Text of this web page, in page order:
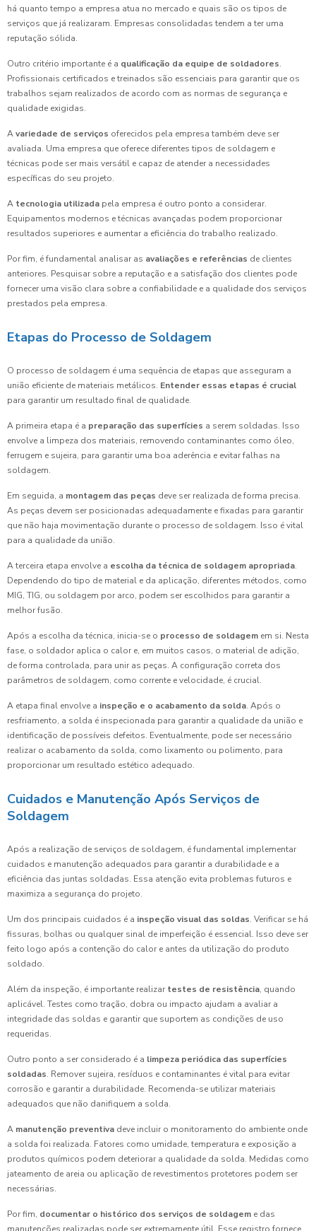
há quanto tempo a empresa atua no mercado e quais são os tipos de
serviços que já realizaram. Empresas consolidadas tendem a ter uma
reputação sólida.
Outro critério importante é a qualificação da equipe de soldadores.
Profissionais certificados e treinados são essenciais para garantir que os
trabalhos sejam realizados de acordo com as normas de segurança e
qualidade exigidas.
Avariedade de serviços oferecidos pela empresa também deve ser
avaliada. Uma empresa que oferece diferentes tipos de soldagem e
técnicas pode ser mais versátil e capaz de atender a necessidades
específicas do seu projeto.
A tecnologia utilizada pela empresa é outro ponto a considerar.
Equipamentos modernos e técnicas avançadas podem proporcionar
resultados superiores e aumentar a eficiência do trabalho realizado.
Por fim, é fundamental analisar as avaliações e referências de clientes
anteriores. Pesquisar sobre a reputação e a satisfação dos clientes pode
fornecer uma visão clara sobre a confiabilidade e a qualidade dos serviços
prestados pela empresa.
Etapas do Processo de Soldagem
O processo de soldagem é uma sequência de etapas que asseguram a
união eficiente de materiais metálicos. Entender essas etapas é crucial
para garantir um resultado final de qualidade.
A primeira etapa é a preparação das superfícies a serem soldadas. Isso
envolve a limpeza dos materiais, removendo contaminantes como óleo,
ferrugem e sujeira, para garantir uma boa aderência e evitar falhas na
soldagem.
Em seguida, a montagem das peças deve ser realizada de forma precisa.
As peças devem ser posicionadas adequadamente e fixadas para garantir
que não haja movimentação durante o processo de soldagem. Isso é vital
para a qualidade da união.
A terceira etapa envolve a escolha da técnica de soldagem apropriada.
Dependendo do tipo de material e da aplicação, diferentes métodos, como
MIG, TIG, ou soldagem por arco, podem ser escolhidos para garantir a
melhor fusão.
Após a escolha da técnica, inicia-se o processo de soldagem em si. Nesta
fase, o soldador aplica o calor e, em muitos casos, o material de adição,
de forma controlada, para unir as peças. A configuração correta dos
parâmetros de soldagem, como corrente e velocidade, é crucial.
A etapa final envolve a inspeção e o acabamento da solda. Após o
resfriamento, a solda é inspecionada para garantir a qualidade da união e
identificação de possíveis defeitos. Eventualmente, pode ser necessário
realizar o acabamento da solda, como lixamento ou polimento, para
proporcionar um resultado estético adequado.
Cuidados e Manutenção Após Serviços de
Soldagem
Após a realização de serviços de soldagem, é fundamental implementar
cuidados e manutenção adequados para garantir a durabilidade e a
eficiência das juntas soldadas. Essa atenção evita problemas futuros e
maximiza a segurança do projeto.
Um dos principais cuidados é a inspeção visual das soldas. Verificar se há
fissuras, bolhas ou qualquer sinal de imperfeição é essencial. Isso deve ser
feito logo após a contenção do calor e antes da utilização do produto
soldado.
Além da inspeção, é importante realizar testes de resistência, quando
aplicável. Testes como tração, dobra ou impacto ajudam a avaliar a
integridade das soldas e garantir que suportem as condições de uso
requeridas.
Outro ponto a ser considerado é a limpeza periódica das superfícies
soldadas. Remover sujeira, resíduos e contaminantes é vital para evitar
corrosão e garantir a durabilidade. Recomenda-se utilizar materiais
adequados que não danifiquem a solda.
A manutenção preventiva deve incluir o monitoramento do ambiente onde
a solda foi realizada. Fatores como umidade, temperatura e exposição a
produtos químicos podem deteriorar a qualidade da solda. Medidas como
jateamento de areia ou aplicação de revestimentos protetores podem ser
necessárias.
Por fim, documentar o histórico dos serviços de soldagem e das